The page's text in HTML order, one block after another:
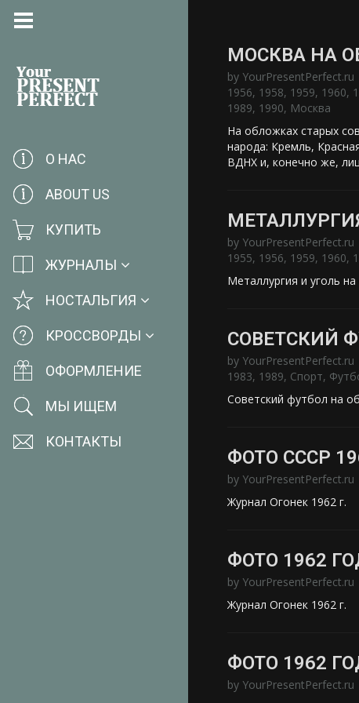
О НАС
ABOUT US
КУПИТЬ
ЖУРНАЛЫ
НОСТАЛЬГИЯ
КРОССВОРДЫ
ОФОРМЛЕНИЕ
МЫ ИЩЕМ
КОНТАКТЫ
МОСКВА НА
by YourPresentPerfect.ru
1956, 1958, 1959, 1960,
1989, 1990, Москва
На обложках старых
народа: Кремль,
ВДНХ и, конечно же,
by YourPresentPerfect.ru
1955, 1956, 1959, 1960,
Металлургия и уголь
СОВЕТСКИЙ
by YourPresentPerfect.ru
1983, 1989, Спорт,
Советский футбол на
ФОТО СССР
by YourPresentPerfect.ru
Журнал Огонек 1962 г.
ФОТО 1962
by YourPresentPerfect.ru
Журнал Огонек 1962 г.
ФОТО 1962
by YourPresentPerfect.ru